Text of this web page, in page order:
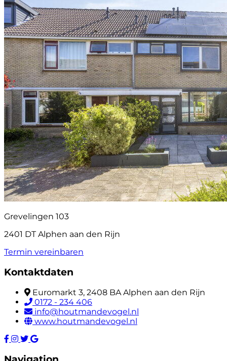
Grevelingen 103
2401 DT Alphen aan den Rijn
Termin vereinbaren
Kontaktdaten
Euromarkt 3, 2408 BA Alphen aan den Rijn
0172 - 234 406
info@houtmandevogel.nl
www.houtmandevogel.nl